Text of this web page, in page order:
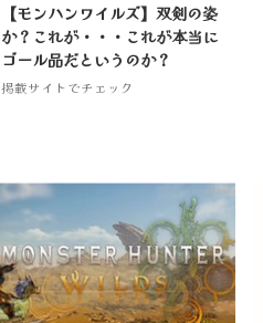
【モンハンワイルズ】双剣の姿
か？これが・・・これが本当に
ゴール品だというのか？
掲載サイトでチェック